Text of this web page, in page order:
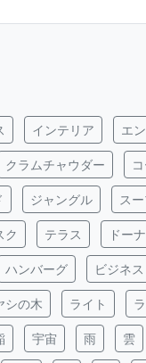
インテリア エ
クラムチャウダー
ジャングル ス
ク テラス ドー
ハンバーグ ビジネス
シの木 ライト
宇宙 雨 雲